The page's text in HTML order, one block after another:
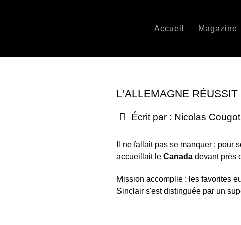
Accueil Magazine
L'ALLEMAGNE
Écrit par : Nicolas Cougot
Il ne fallait pas se manquer : pour
accueillait le Canada devant près
Mission accomplie : les favorites
Sinclair s'est distinguée par un